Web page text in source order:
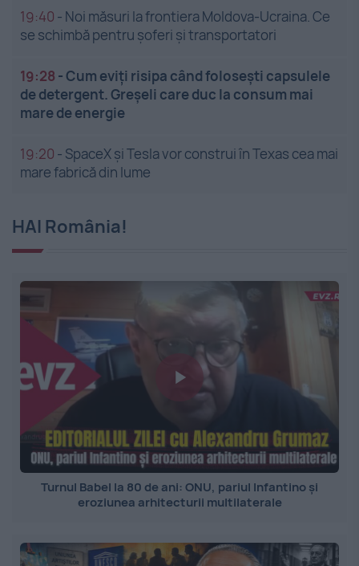
19:40 - Noi măsuri la frontiera Moldova-Ucraina. Ce
se schimbă pentru șoferi și transportatori
19:28 -Cum eviți risipa când folosești capsulele
de detergent. Greșeli care duc la consum mai
mare de energie
19:20 - SpaceX și Tesla vor construi în Texas cea mai
mare fabrică din lume
HAI România!
Turnul Babel la 80 de ani: ONU, pariul Infantino și
eroziunea arhitecturii multilaterale